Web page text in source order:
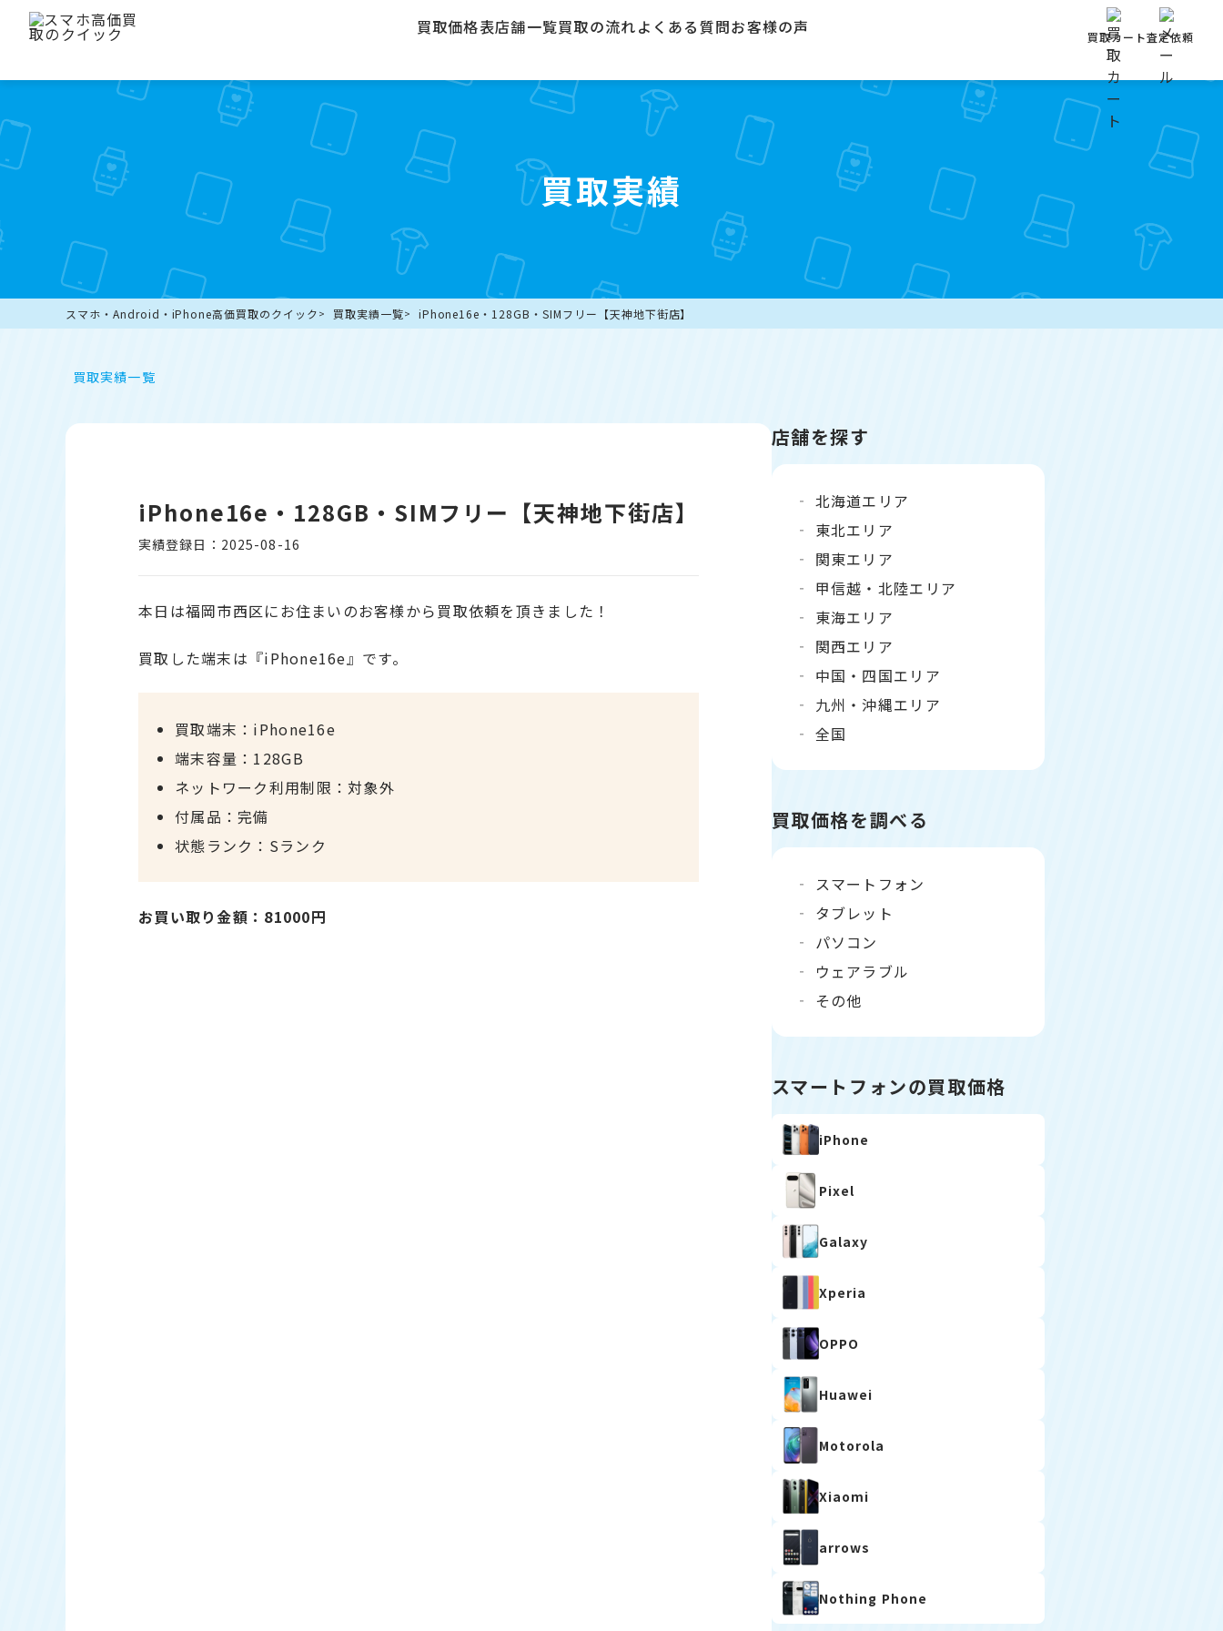
買取価格表店舗一覧買取の流れよくある質問お客様の声 買取カート査定依頼
買取実績
スマホ・Android・iPhone高価買取のクイック 買取実績一覧 iPhone16e・128GB・SIMフリー【天神地下街店】
買取実績一覧
iPhone16e・128GB・SIMフリー【天神地下街店】
実績登録日：2025-08-16
本日は福岡市西区にお住まいのお客様から買取依頼を頂きました！
買取した端末は『iPhone16e』です。
買取端末：iPhone16e
端末容量：128GB
ネットワーク利用制限：対象外
付属品：完備
状態ランク：Sランク
お買い取り金額：81000円
店舗を探す
北海道エリア
東北エリア
関東エリア
甲信越・北陸エリア
東海エリア
関西エリア
中国・四国エリア
九州・沖縄エリア
全国
買取価格を調べる
スマートフォン
タブレット
パソコン
ウェアラブル
その他
スマートフォンの買取価格
iPhone
Pixel
Galaxy
Xperia
OPPO
Huawei
Motorola
Xiaomi
arrows
Nothing Phone